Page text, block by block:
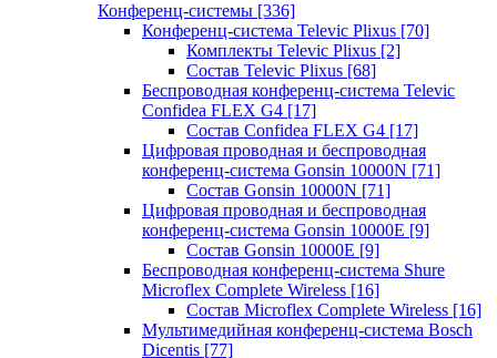
Конференц-системы [336]
Конференц-система Televic Plixus [70]
Комплекты Televic Plixus [2]
Состав Televic Plixus [68]
Беспроводная конференц-система Televic
Confidea FLEX G4 [17]
Состав Confidea FLEX G4 [17]
Цифровая проводная и беспроводная
конференц-система Gonsin 10000N [71]
Состав Gonsin 10000N [71]
Цифровая проводная и беспроводная
конференц-система Gonsin 10000E [9]
Состав Gonsin 10000E [9]
Беспроводная конференц-система Shure
Microflex Complete Wireless [16]
Состав Microflex Complete Wireless [16]
Мультимедийная конференц-система Bosch
Dicentis [77]